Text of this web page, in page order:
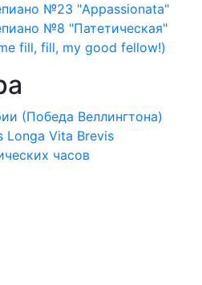
№23 "Appassionata"
№8 "Патетическая"
fill, fill, my good fellow!)
(Победа Веллингтона)
Longa Vita Brevis
часов